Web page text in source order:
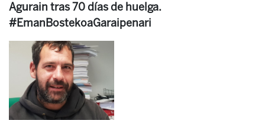
Agurain tras 70 días de huelga.
#EmanBostekoaGaraipenari